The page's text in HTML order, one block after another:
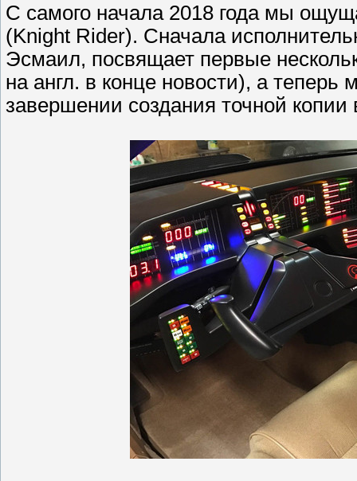
С самого начала 2018 года мы
(Knight Rider). Сначала
Эсмаил, посвящает первые
на англ. в конце новости), а
завершении создания точной